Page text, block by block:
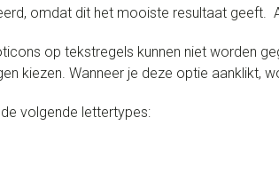
omdat dit het mooiste resultaat geeft.
op tekstregels kunnen niet worden
kiezen. Wanneer je deze optie aanklikt,
volgende lettertypes: